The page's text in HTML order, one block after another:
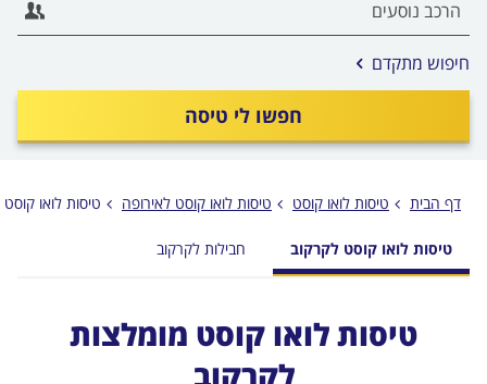
חפשו לי טיסה
חיפוש מתקדם אפשרויות
החיפוש
לפני
דף הבית טיסות לואו קוסט טיסות לואו קוסט לאירופה טיסות לואו
טיסות לואו קוסט לקרקוב חבילות לקרקוב
טיסות לואו קוסט מומלצות
לקרקוב